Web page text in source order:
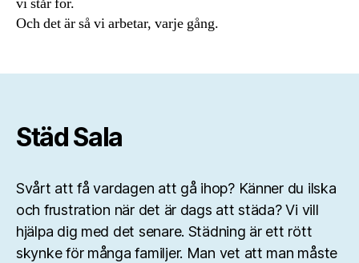
vi står för.
Och det är så vi arbetar, varje gång.
Städ Sala
Svårt att få vardagen att gå ihop? Känner du ilska
och frustration när det är dags att städa? Vi vill
hjälpa dig med det senare. Städning är ett rött
skynke för många familjer. Man vet att man måste